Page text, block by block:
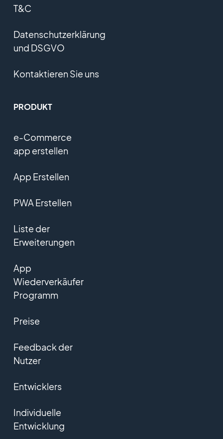
T&C
Datenschutzerklärung
und DSGVO
Kontaktieren Sie uns
PRODUKT
e-Commerce
app erstellen
App Erstellen
PWA Erstellen
Liste der
Erweiterungen
App
Wiederverkäufer
Programm
Preise
Feedback der
Nutzer
Entwicklers
Individuelle
Entwicklung